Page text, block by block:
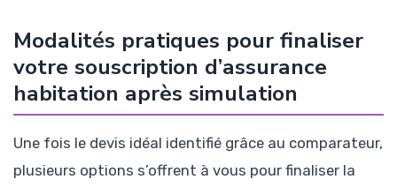
Modalités pratiques pour finaliser
votre souscription d’assurance
habitation après simulation
Une fois le devis idéal identifié grâce au comparateur,
plusieurs options s’offrent à vous pour finaliser la